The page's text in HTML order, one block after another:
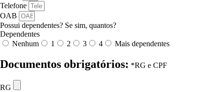
Telefone
OAB
Possui dependentes? Se sim, quantos?
Dependentes
Nenhum
1 2 3 4 Mais dependentes
Documentos obrigatórios: *RG e CPF
RG